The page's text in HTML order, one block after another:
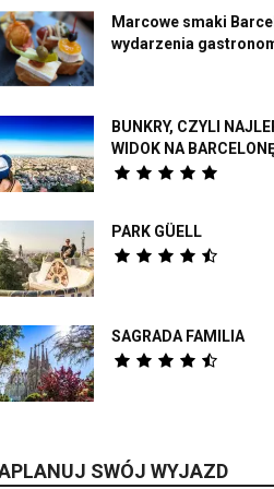
Marcowe smaki
wydarzenia
BUNKRY, CZYLI
WIDOK NA
PARK GÜELL
SAGRADA FAMILIA
SWÓJ WYJAZD